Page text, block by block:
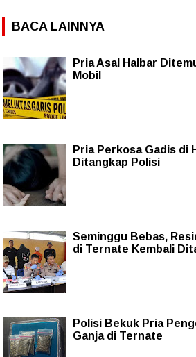
BACA LAINNYA
Pria Asal Halbar
Mobil
Pria Perkosa Gadis di
Ditangkap Polisi
Seminggu Bebas,
di Ternate Kembali
Polisi Bekuk Pria
Ganja di Ternate